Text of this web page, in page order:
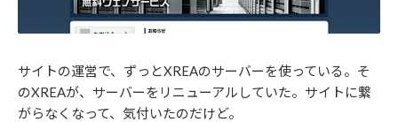
サイトの運営で、ずっとXREAのサーバーを使っている。そ
のXREAが、サーバーをリニューアルしていた。サイトに繋
がらなくなって、気付いたのだけど。